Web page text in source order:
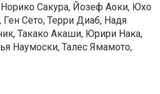
Сакура, Йозеф Аоки, Юхо
Сето, Терри Диаб, Надя
Такако Акаши, Юрири Нака,
Наумоски, Талес Ямамото,